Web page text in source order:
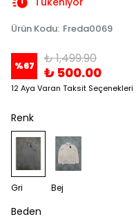
Ürün Kodu: Freda0069
%67 ₺ 1,499.90
₺ 500.00
12 Aya Varan Taksit Seçenekleri
Renk
Gri Bej
Beden